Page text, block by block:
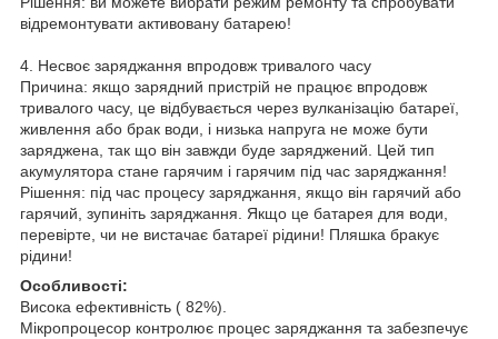
відремонтувати активовану батарею!
4. Несвоє заряджання впродовж тривалого часу
Причина: якщо зарядний пристрій не працює впродовж
тривалого часу, це відбувається через вулканізацію батареї,
живлення або брак води, і низька напруга не може бути
заряджена, так що він завжди буде заряджений. Цей тип
акумулятора стане гарячим і гарячим під час заряджання!
Рішення: під час процесу заряджання, якщо він гарячий або
гарячий, зупиніть заряджання. Якщо це батарея для води,
перевірте, чи не вистачає батареї рідини! Пляшка бракує
рідини!
Особливості:
Висока ефективність ( 82%).
Мікропроцесор контролює процес заряджання та забезпечує